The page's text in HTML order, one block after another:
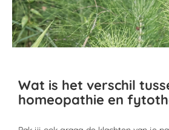
Wat is het verschil
homeopathie en